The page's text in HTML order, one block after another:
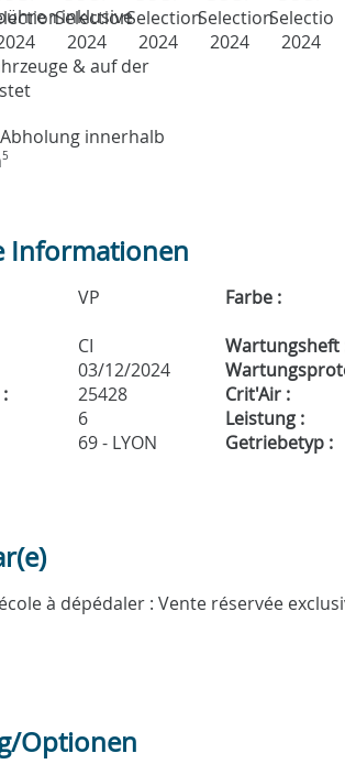
inklusive
& auf der
innerhalb
5
Informationen
VP Farbe :
CI Wartungsheft
03/12/2024
25428 Crit'Air :
6 Leistung :
69 - LYON Getriebetyp :
à dépédaler : Vente réservée
Optionen